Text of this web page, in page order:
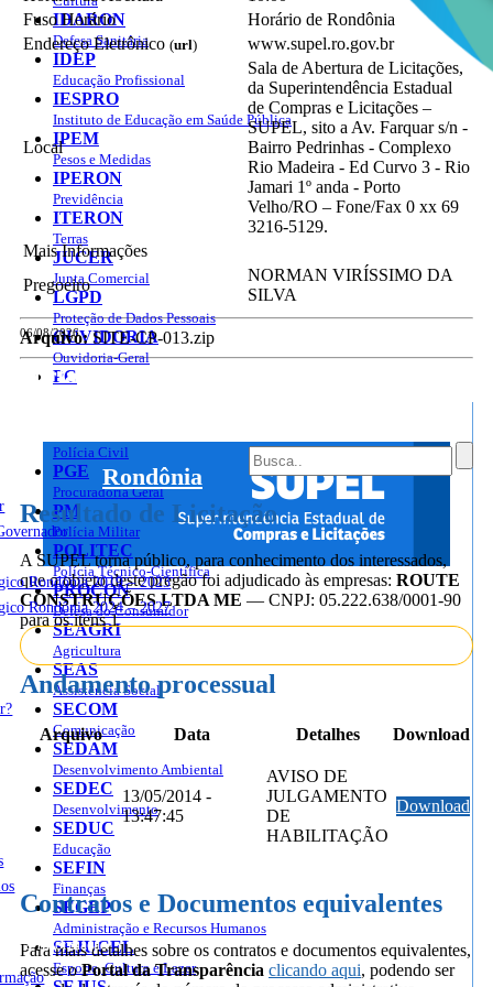
06/08/2026
Portal do Governo do
Rondônia
Rondônia 2019 – 2023
Rondônia 2024 – 2027
à Informação
IDARON
Defesa Sanitária
IDEP
Educação Profissional
IESPRO
Instituto de Educação em Saúde Pública
IPEM
Pesos e Medidas
IPERON
Previdência
ITERON
Terras
JUCER
Junta Comercial
LGPD
Proteção de Dados Pessoais
OUVIDORIA
Ouvidoria-Geral
PC
Polícia Civil
PGE
Procuradoria Geral
PM
Polícia Militar
POLITEC
Polícia Técnico-Científica
PROCON
Defesa do Consumidor
SEAGRI
Agricultura
SEAS
Assistência Social
SECOM
Comunicação
SEDAM
Desenvolvimento Ambiental
SEDEC
Desenvolvimento
SEDUC
Educação
SEFIN
Finanças
SEGEP
Administração e Recursos Humanos
SEJUCEL
Esporte, Cultura e Lazer
Fuso Horário
Horário de Rondônia
Endereço Eletrônico (url) www.supel.ro.gov.br
Local
Sala de Abertura de Licitações,
da Superintendência Estadual
de Compras e Licitações –
SUPEL, sito a Av. Farquar s/n -
Bairro Pedrinhas - Complexo
Rio Madeira - Ed Curvo 3 - Rio
Jamari 1º anda - Porto
Velho/RO – Fone/Fax 0 xx 69
3216-5129.
Mais Informações
Pregoeiro
NORMAN VIRÍSSIMO DA
SILVA
Arquivo:SITE-CP-013.zip
Resultado de Licitação
A SUPEL torna público, para conhecimento dos interessados,
que o objeto deste pregão foi adjudicado às empresas: ROUTE
CONSTRUÇÕES LTDA ME — CNPJ: 05.222.638/0001-90
para os itens 1
Andamento processual
Arquivo Data Detalhes Download
13/05/2014 -
13:47:45
AVISO DE
JULGAMENTO
DE
HABILITAÇÃO
Download
Contratos e Documentos equivalentes
Para mais detalhes sobre os contratos e documentos equivalentes,
acesse oPortal da Transparência clicando aqui, podendo ser